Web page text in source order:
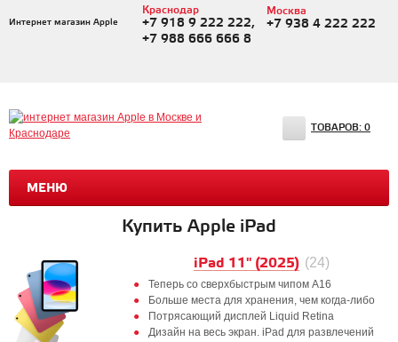
Интернет магазин Apple
Краснодар
+7 918 9 222 222,
+7 988 666 666 8
Москва
+7 938 4 222 222
МЕНЮ
ТОВАРОВ: 0
Купить Apple iPad
iPad 11" (2025) (24)
Теперь со сверхбыстрым чипом A16
Больше места для хранения, чем когда-либо
Потрясающий дисплей Liquid Retina
Дизайн на весь экран. iPad для развлечений